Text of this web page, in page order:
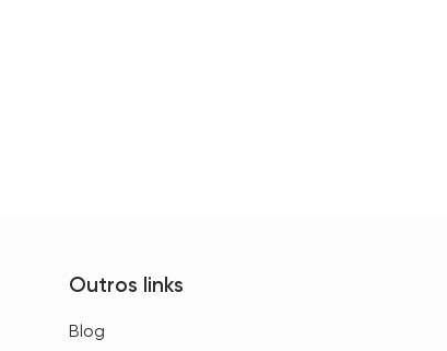
Outros links
Blog